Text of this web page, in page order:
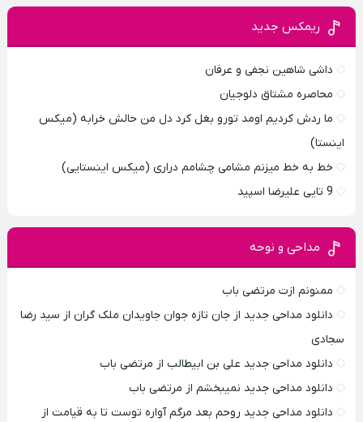
ریمکس جدید
داشی شاهین نجفی و عرفان
محاصره مشتاق دلوجیان
ما ردش کردیم اومد تورو بغل کرد دل من حالش خرابه (میکس
اینستا)
خط به خط میزنم مشامی چشامم دراری (میکس اینستایی)
9 تایی علیرضا اسپید
مداحی و نوحه
ممنونم ازت مرتضی باب
دانلود مداحی جدید از جان تازه جوان جاویدان ملک گران از سید رضا
سجادی
دانلود مداحی جدید علی بن ابیطالب از مرتضی باب
دانلود مداحی جدید نمیبخشم از مرتضی باب
دانلود مداحی جدید روحم بعد مرگم آواره توست تا به قیامت از